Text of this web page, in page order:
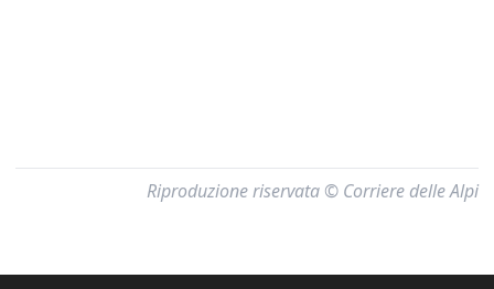
Riproduzione riservata © Corriere delle Alpi